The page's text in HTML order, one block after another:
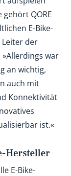
QORE
E-Bike-
Leiter der
»Allerdings war
an wichtig,
auch mit
Konnektivität
ist.«
Hersteller
E-Bike-